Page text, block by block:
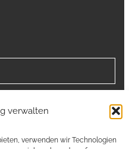
verwalten
verwenden wir Technologien